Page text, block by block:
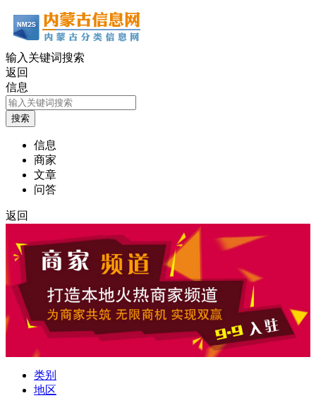
输入关键词搜索
返回
信息
信息
商家
文章
问答
返回
类别
地区